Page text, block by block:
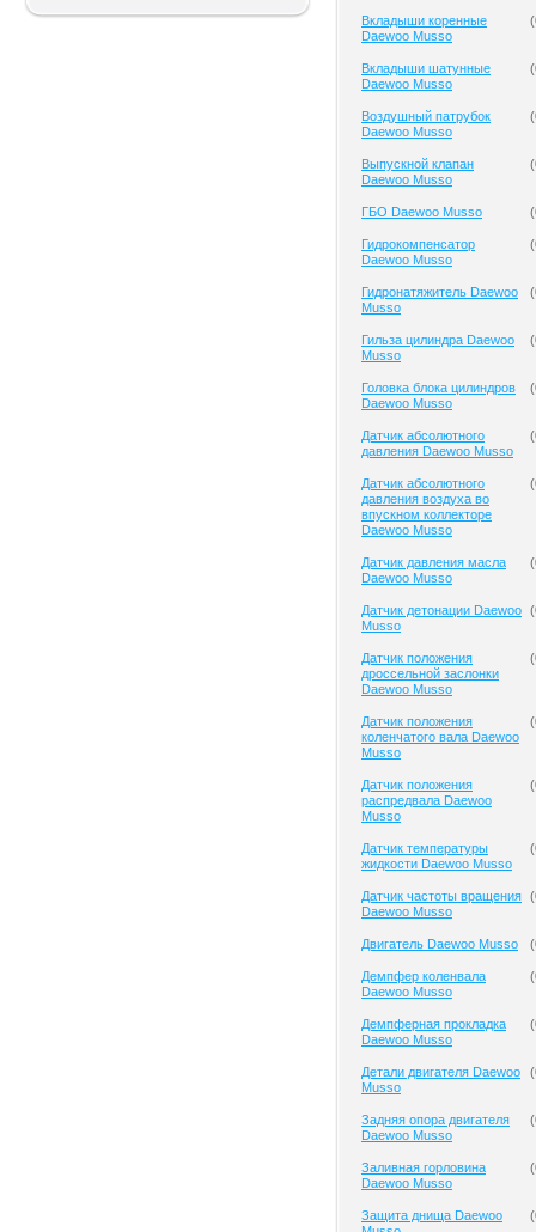
Вкладыши коренные
Daewoo Musso
(
Вкладыши шатунные
Daewoo Musso
(
Воздушный патрубок
Daewoo Musso
(
Выпускной клапан
Daewoo Musso
(
ГБО Daewoo Musso (
Гидрокомпенсатор
Daewoo Musso
(
Гидронатяжитель Daewoo
Musso
(
Гильза цилиндра Daewoo
Musso
(
Головка блока цилиндров
Daewoo Musso
(
Датчик абсолютного
давления Daewoo Musso
(
Датчик абсолютного
давления воздуха во
впускном коллекторе
Daewoo Musso
(
Датчик давления масла
Daewoo Musso
(
Датчик детонации Daewoo
Musso
(
Датчик положения
дроссельной заслонки
Daewoo Musso
(
Датчик положения
коленчатого вала Daewoo
Musso
(
Датчик положения
распредвала Daewoo
Musso
(
Датчик температуры
жидкости Daewoo Musso
(
Датчик частоты вращения
Daewoo Musso
(
Двигатель Daewoo Musso (
Демпфер коленвала
Daewoo Musso
(
Демпферная прокладка
Daewoo Musso
(
Детали двигателя Daewoo
Musso
(
Задняя опора двигателя
Daewoo Musso
(
Заливная горловина
Daewoo Musso
(
Защита днища Daewoo
(